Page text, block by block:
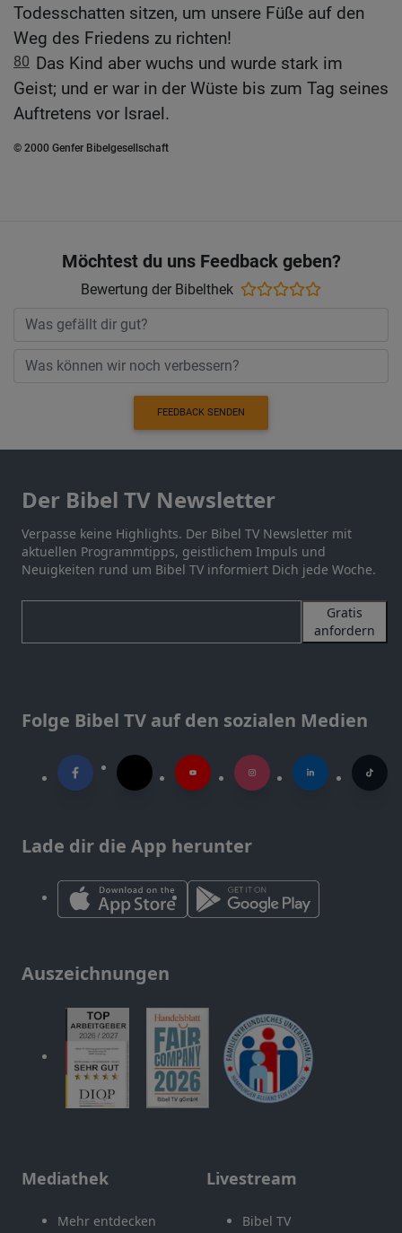
Todesschatten sitzen, um unsere Füße auf den
Weg des Friedens zu richten!
80 Das Kind aber wuchs und wurde stark im
Geist; und er war in der Wüste bis zum Tag seines
Auftretens vor Israel.
© 2000 Genfer Bibelgesellschaft
Möchtest du uns Feedback geben?
Bewertung der Bibelthek
FEEDBACK SENDEN
Der Bibel TV Newsletter
Verpasse keine Highlights. Der Bibel TV Newsletter mit
aktuellen Programmtipps, geistlichem Impuls und
Neuigkeiten rund um Bibel TV informiert Dich jede Woche.
Gratis
anfordern
Folge Bibel TV auf den sozialen Medien
Lade dir die App herunter
Auszeichnungen
Mediathek
Mehr entdecken
Livestream
Bibel TV